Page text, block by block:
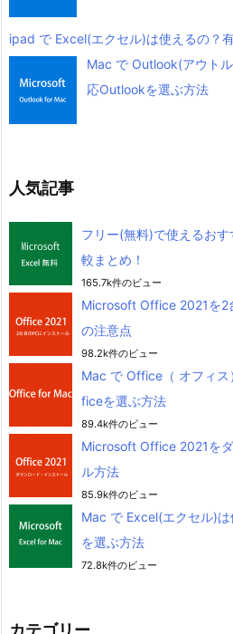
ipad で Excel(エクセル)は使えるの？
Mac で Outlook(アウト
応Outlookを選ぶ方法
人気記事
フリー(無料)で使えるお
較まとめ！
165.7k件のビュー
Microsoft Office 2021を2
の注意点
98.2k件のビュー
Mac で Office（ オフィ
ficeを選ぶ方法
89.4k件のビュー
Microsoft Office 2021を
ル方法
85.9k件のビュー
Mac で Excel(エクセル)
を選ぶ方法
72.8k件のビュー
カテゴリー